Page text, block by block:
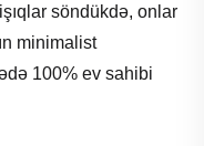
söndükdə, onlar
minimalist
100% ev sahibi